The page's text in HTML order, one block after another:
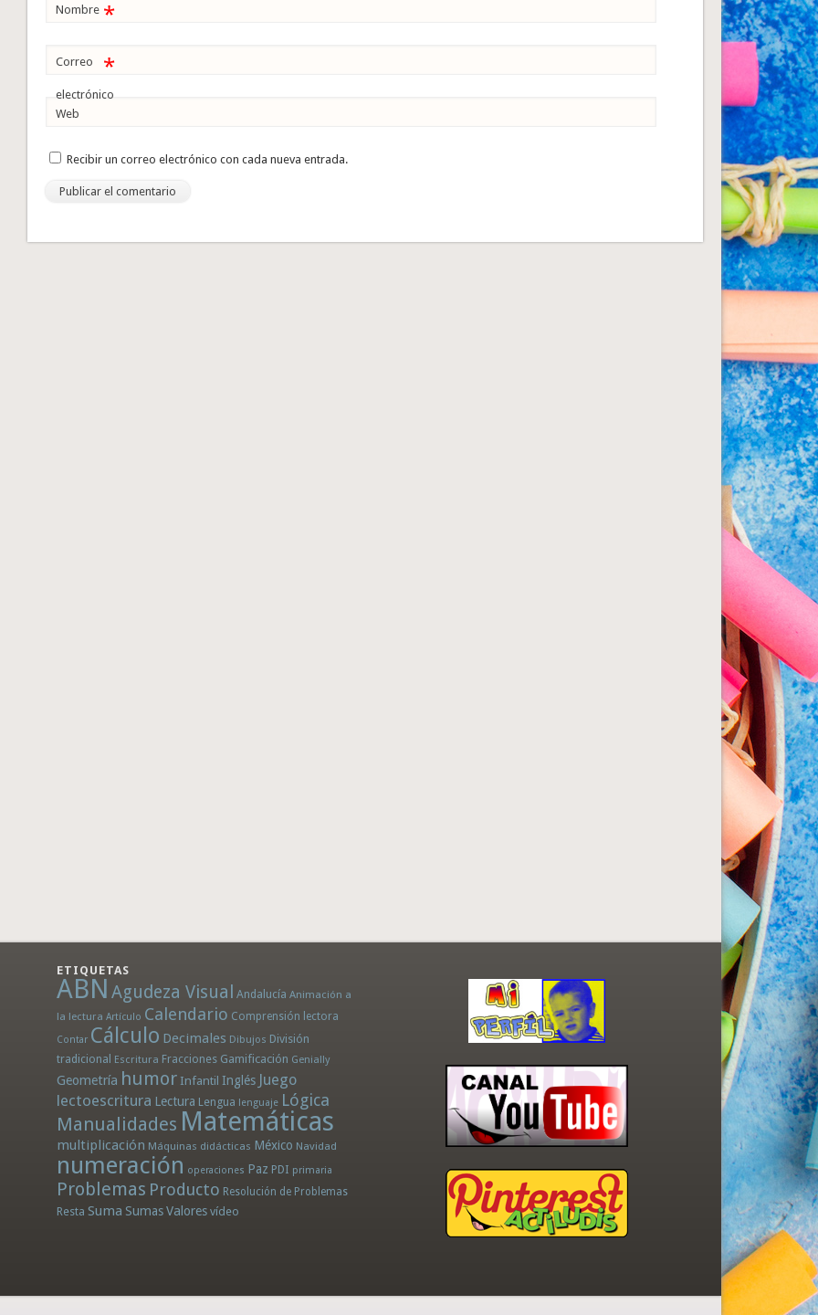
Nombre *
Correo
electrónico
*
Web
Recibir un correo electrónico con cada nueva entrada.
ETIQUETAS
ABN Agudeza Visual Andalucía Animación a
la lectura Artículo Calendario Comprensión lectora
Contar Cálculo Decimales Dibujos División
tradicional Escritura Fracciones Gamificación Genially
Geometría humor Infantil Inglés Juego
lectoescritura Lectura Lengua lenguaje Lógica
Manualidades Matemáticas
multiplicación Máquinas didácticas México Navidad
numeración operaciones Paz PDI primaria
Problemas Producto Resolución de Problemas
Resta Suma SumasValores vídeo